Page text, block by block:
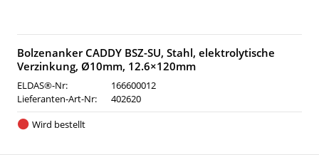
Bolzenanker CADDY BSZ-SU, Stahl, elektrolytische
Verzinkung, Ø10mm, 12.6×120mm
ELDAS®-Nr:
166600012
Lieferanten-Art-Nr:
402620
Wird bestellt